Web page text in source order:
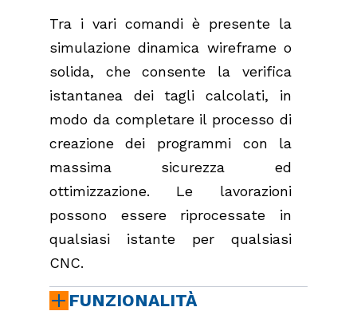
Tra i vari comandi è presente la
simulazione dinamica wireframe o
solida, che consente la verifica
istantanea dei tagli calcolati, in
modo da completare il processo di
creazione dei programmi con la
massima sicurezza ed
ottimizzazione. Le lavorazioni
possono essere riprocessate in
qualsiasi istante per qualsiasi
CNC.
FUNZIONALITÀ